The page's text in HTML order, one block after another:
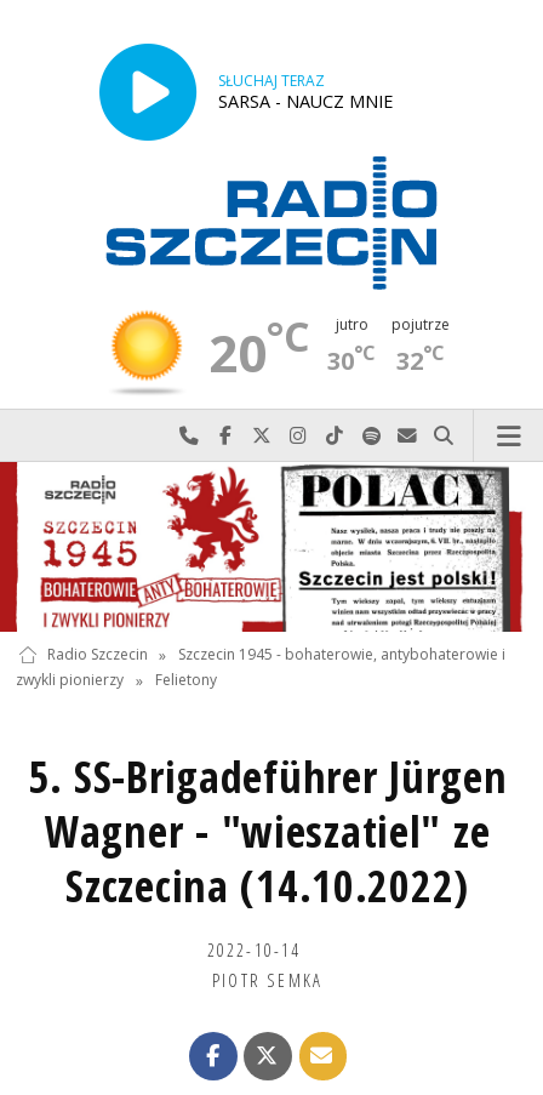
SŁUCHAJ TERAZ
SARSA - NAUCZ MNIE
20°C jutro
30°C
pojutrze
32°C
Najlepiej po prostu do nas zadzwoń
Odwiedź nas na Facebook-u
Odwiedź nas na X
Odwiedź nas na Instagram-ie
Odwiedź nas na TikTok-u
Szukaj nas na Spotify
Wyślij do nas
Szukaj
Radio Szczecin »
Szczecin 1945 - bohaterowie, antybohaterowie i
zwykli pionierzy » Felietony
5. SS-Brigadeführer Jürgen
Wagner - "wieszatiel" ze
Szczecina (14.10.2022)
2022-10-14
PIOTR SEMKA